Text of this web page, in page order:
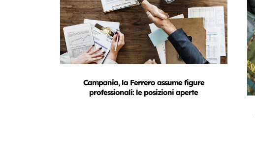
Campania, la Ferrero assume figure
professionali: le posizioni aperte